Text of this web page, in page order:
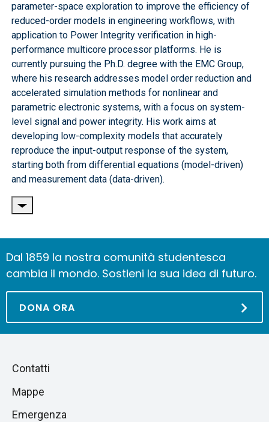
parameter-space exploration to improve the efficiency of
reduced-order models in engineering workflows, with
application to Power Integrity verification in high-
performance multicore processor platforms. He is
currently pursuing the Ph.D. degree with the EMC Group,
where his research addresses model order reduction and
accelerated simulation methods for nonlinear and
parametric electronic systems, with a focus on system-
level signal and power integrity. His work aims at
developing low-complexity models that accurately
reproduce the input-output response of the system,
starting both from differential equations (model-driven)
and measurement data (data-driven).
Dal 1859 la nostra comunità studentesca
cambia il mondo. Sostieni la sua idea di futuro.
DONA ORA
Salta
sezione
Piè
di
pagina
Contatti
Mappe
Emergenza